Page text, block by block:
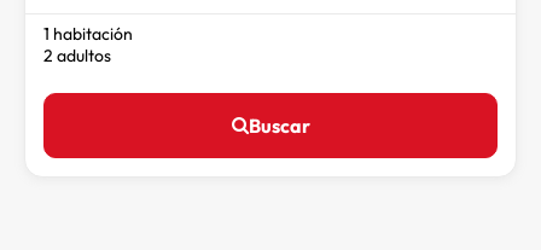
1 habitación
2 adultos
Buscar